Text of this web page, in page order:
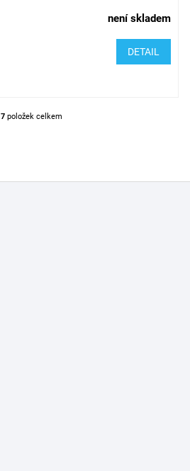
není skladem
DETAIL
O
7položek celkem